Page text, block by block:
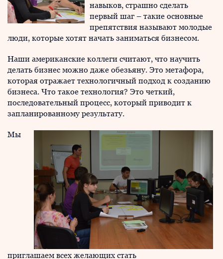
навыков, страшно сделать
первый шаг – такие основные
препятствия называют молодые
люди, которые хотят начать заниматься бизнесом.
Наши американские коллеги считают, что научить
делать бизнес можно даже обезьяну. Это метафора,
которая отражает технологичный подход к созданию
бизнеса. Что такое технология? Это четкий,
последовательный процесс, который приводит к
запланированному результату.
Мы
приглашаем всех желающих стать